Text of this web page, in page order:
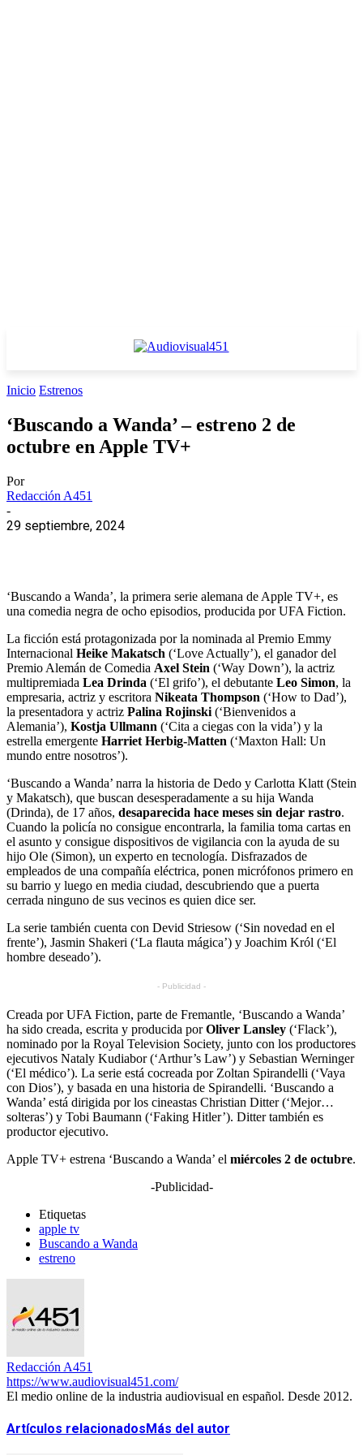
Inicio Estrenos
‘Buscando a Wanda’ – estreno 2 de
octubre en Apple TV+
Por
Redacción A451
-
29 septiembre, 2024
‘Buscando a Wanda’, la primera serie alemana de Apple TV+, es
una comedia negra de ocho episodios, producida por UFA Fiction.
La ficción está protagonizada por la nominada al Premio Emmy
Internacional Heike Makatsch (‘Love Actually’), el ganador del
Premio Alemán de Comedia Axel Stein (‘Way Down’), la actriz
multipremiada Lea Drinda (‘El grifo’), el debutante Leo Simon, la
empresaria, actriz y escritora Nikeata Thompson (‘How to Dad’),
la presentadora y actriz Palina Rojinski (‘Bienvenidos a
Alemania’), Kostja Ullmann (‘Cita a ciegas con la vida’) y la
estrella emergente Harriet Herbig-Matten (‘Maxton Hall: Un
mundo entre nosotros’).
‘Buscando a Wanda’ narra la historia de Dedo y Carlotta Klatt (Stein
y Makatsch), que buscan desesperadamente a su hija Wanda
(Drinda), de 17 años, desaparecida hace meses sin dejar rastro.
Cuando la policía no consigue encontrarla, la familia toma cartas en
el asunto y consigue dispositivos de vigilancia con la ayuda de su
hijo Ole (Simon), un experto en tecnología. Disfrazados de
empleados de una compañía eléctrica, ponen micrófonos primero en
su barrio y luego en media ciudad, descubriendo que a puerta
cerrada ninguno de sus vecinos es quien dice ser.
La serie también cuenta con Devid Striesow (‘Sin novedad en el
frente’), Jasmin Shakeri (‘La flauta mágica’) y Joachim Król (‘El
hombre deseado’).
- Publicidad -
Creada por UFA Fiction, parte de Fremantle, ‘Buscando a Wanda’
ha sido creada, escrita y producida porOliver Lansley (‘Flack’),
nominado por la Royal Television Society, junto con los productores
ejecutivos Nataly Kudiabor (‘Arthur’s Law’) y Sebastian Werninger
(‘El médico’). La serie está cocreada por Zoltan Spirandelli (‘Vaya
con Dios’), y basada en una historia de Spirandelli. ‘Buscando a
Wanda’ está dirigida por los cineastas Christian Ditter (‘Mejor…
solteras’) y Tobi Baumann (‘Faking Hitler’). Ditter también es
productor ejecutivo.
Apple TV+ estrena ‘Buscando a Wanda’ el miércoles 2 de octubre.
-Publicidad-
Etiquetas
apple tv
Buscando a Wanda
estreno
Redacción A451
https://www.audiovisual451.com/
El medio online de la industria audiovisual en español. Desde 2012.
Artículos relacionadosMás del autor